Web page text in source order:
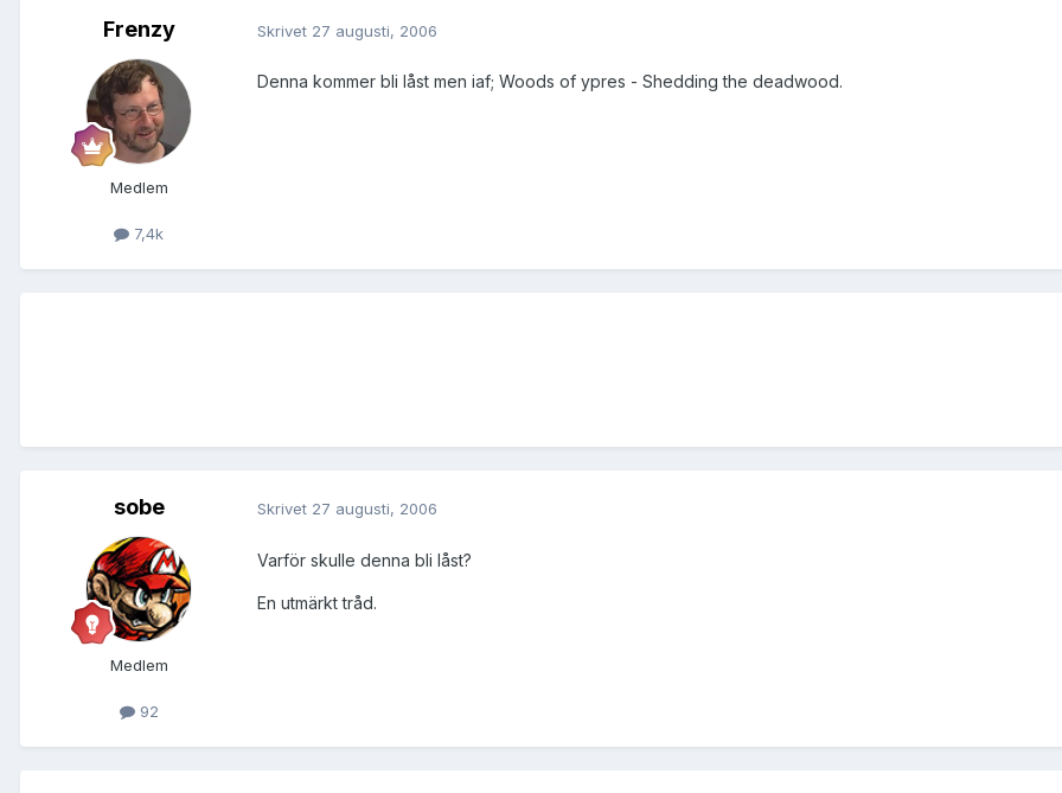
Frenzy
Medlem
7,4k
Skrivet 27 augusti, 2006
Denna kommer bli låst men iaf; Woods of ypres - Shedding the deadwood.
sobe
Medlem
92
Skrivet 27 augusti, 2006
Varför skulle denna bli låst?
En utmärkt tråd.